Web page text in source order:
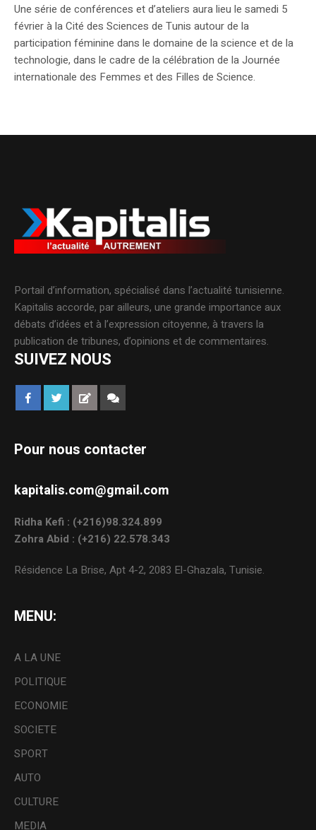
Une série de conférences et d’ateliers aura lieu le samedi 5
février à la Cité des Sciences de Tunis autour de la
participation féminine dans le domaine de la science et de la
technologie, dans le cadre de la célébration de la Journée
internationale des Femmes et des Filles de Science.
Portail d’information, spécialisé dans l’actualité tunisienne.
Kapitalis accorde, par ailleurs, une grande importance aux
débats d’idées et à l’expression citoyenne, à travers la
publication de tribunes, d’opinions et de commentaires.
SUIVEZ NOUS
Pour nous contacter
kapitalis.com@gmail.com
Ridha Kefi : (+216)98.324.899
Zohra Abid : (+216) 22.578.343
Résidence La Brise, Apt 4-2, 2083 El-Ghazala, Tunisie.
MENU:
A LA UNE
POLITIQUE
ECONOMIE
SOCIETE
SPORT
AUTO
CULTURE
MEDIA